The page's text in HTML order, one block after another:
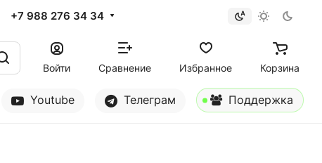
+7 988 276 34 34
Войти Сравнение Избранное Корзина
Youtube Телеграм Поддержка